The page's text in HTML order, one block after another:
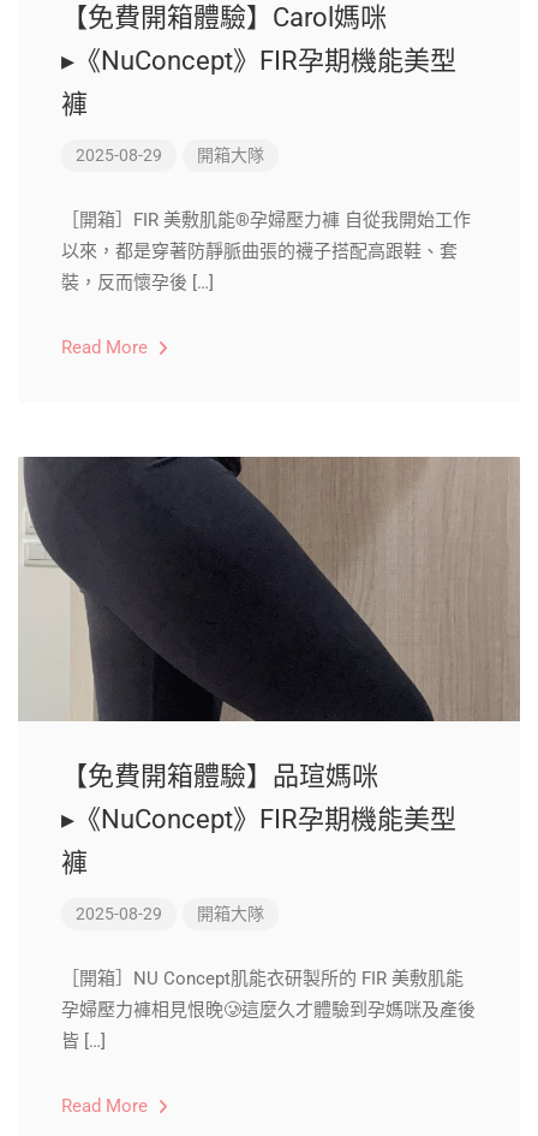
【免費開箱體驗】Carol媽咪
▸《NuConcept》FIR孕期機能美型
褲
2025-08-29 開箱大隊
［開箱］FIR 美敷肌能®孕婦壓力褲 自從我開始工作
以來，都是穿著防靜脈曲張的襪子搭配高跟鞋、套
裝，反而懷孕後 […]
Read More
【免費開箱體驗】品瑄媽咪
▸《NuConcept》FIR孕期機能美型
褲
2025-08-29 開箱大隊
［開箱］NU Concept肌能衣研製所的 FIR 美敷肌能
孕婦壓力褲相見恨晚🥲這麼久才體驗到孕媽咪及產後
皆 […]
Read More